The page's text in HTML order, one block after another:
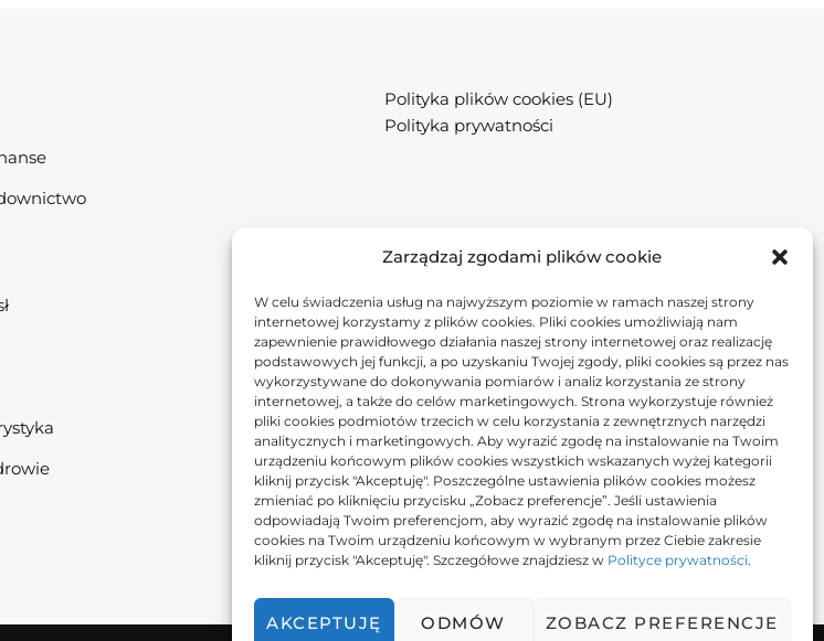
Zarządzaj zgodami plików cookie
W celu świadczenia usług na najwyższym poziomie w ramach naszej strony
internetowej korzystamy z plików cookies. Pliki cookies umożliwiają nam
zapewnienie prawidłowego działania naszej strony internetowej oraz realizację
podstawowych jej funkcji, a po uzyskaniu Twojej zgody, pliki cookies są przez nas
wykorzystywane do dokonywania pomiarów i analiz korzystania ze strony
internetowej, a także do celów marketingowych. Strona wykorzystuje również
pliki cookies podmiotów trzecich w celu korzystania z zewnętrznych narzędzi
analitycznych i marketingowych. Aby wyrazić zgodę na instalowanie na Twoim
urządzeniu końcowym plików cookies wszystkich wskazanych wyżej kategorii
kliknij przycisk "Akceptuję". Poszczególne ustawienia plików cookies możesz
zmieniać po kliknięciu przycisku „Zobacz preferencje”. Jeśli ustawienia
odpowiadają Twoim preferencjom, aby wyrazić zgodę na instalowanie plików
cookies na Twoim urządzeniu końcowym w wybranym przez Ciebie zakresie
kliknij przycisk "Akceptuję". Szczegółowe znajdziesz w Polityce prywatności.
AKCEPTUJĘ ODMÓW ZOBACZ PREFERENCJE
Polityka plików cookies (EU)
Polityka prywatności